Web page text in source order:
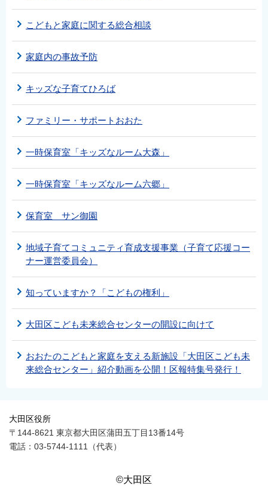
こどもと家庭に関する総合相談
家庭内の事故予防
キッズな子育てひろば
ファミリー・サポートおおた
一時保育室「キッズなルーム大森」
一時保育室「キッズなルーム六郷」
保育室 サン御園
地域子育てコミュニティ育成支援事業（子育て応援コー
ナー運営委員会）
知っていますか？「こどもの権利」
大田区こども未来総合センターの開設に向けて
おおたのこどもと家庭を支える新施設「大田区こども未
来総合センター」紹介動画を公開！区報特集号発行！
大田区役所
〒144-8621 東京都大田区蒲田五丁目13番14号
電話：03-5744-1111（代表）
©大田区